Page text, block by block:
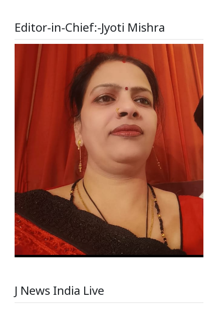
Editor-in-Chief:-Jyoti Mishra
J News India Live